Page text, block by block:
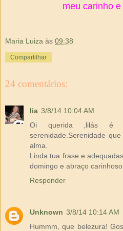
meu carinho
Maria Luiza às 09:38
Compartilhar
24 comentários:
lia 3/8/14 10:04 AM
Oi querida ,lilás é
serenidade.Serenidade
alma.
Linda tua frase e
domingo e abraço carinhoso.
Responder
Unknown 3/8/14 10:14 AM
Hummm, que belezura!